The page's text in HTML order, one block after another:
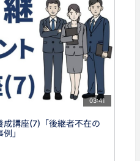
03:41
講座(7)「後継者不在の
」